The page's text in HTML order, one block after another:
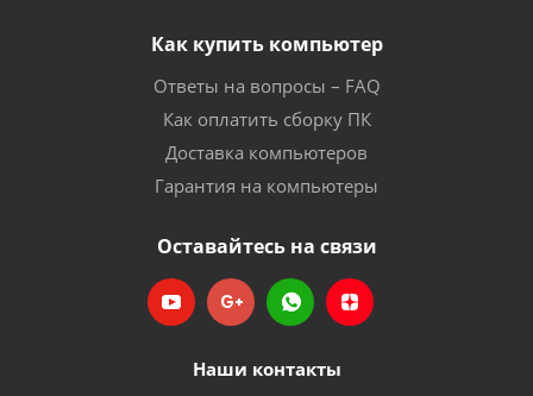
Как купить компьютер
Ответы на вопросы – FAQ
Как оплатить сборку ПК
Доставка компьютеров
Гарантия на компьютеры
Оставайтесь на связи
Наши контакты